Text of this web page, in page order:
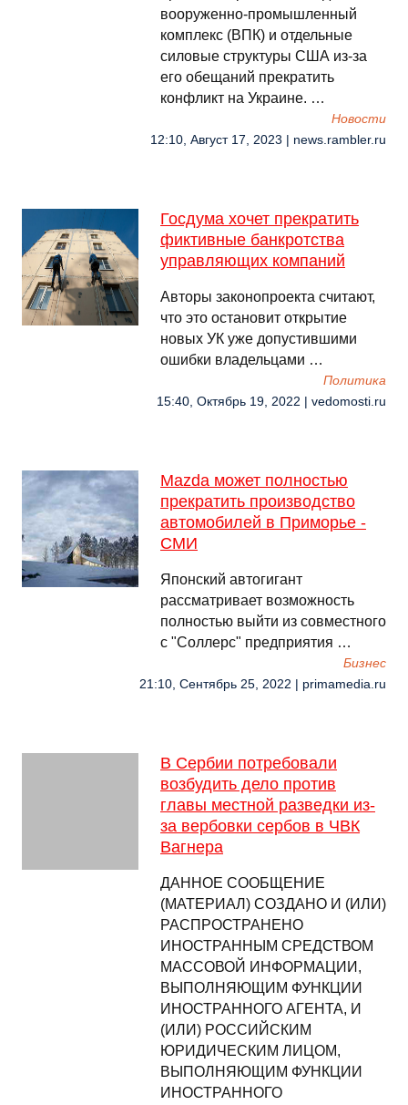
вооруженно-промышленный
комплекс (ВПК) и отдельные
силовые структуры США из-за
его обещаний прекратить
конфликт на Украине. …
Новости
12:10, Август 17, 2023 | news.rambler.ru
Госдума хочет прекратить
фиктивные банкротства
управляющих компаний
Авторы законопроекта считают,
что это остановит открытие
новых УК уже допустившими
ошибки владельцами …
Политика
15:40, Октябрь 19, 2022 | vedomosti.ru
Mazda может полностью
прекратить производство
автомобилей в Приморье -
СМИ
Японский автогигант
рассматривает возможность
полностью выйти из совместного
с "Соллерс" предприятия …
Бизнес
21:10, Сентябрь 25, 2022 | primamedia.ru
В Сербии потребовали
возбудить дело против
главы местной разведки из-
за вербовки сербов в ЧВК
Вагнера
ДАННОЕ СООБЩЕНИЕ
(МАТЕРИАЛ) СОЗДАНО И (ИЛИ)
РАСПРОСТРАНЕНО
ИНОСТРАННЫМ СРЕДСТВОМ
МАССОВОЙ ИНФОРМАЦИИ,
ВЫПОЛНЯЮЩИМ ФУНКЦИИ
ИНОСТРАННОГО АГЕНТА, И
(ИЛИ) РОССИЙСКИМ
ЮРИДИЧЕСКИМ ЛИЦОМ,
ВЫПОЛНЯЮЩИМ ФУНКЦИИ
ИНОСТРАННОГО